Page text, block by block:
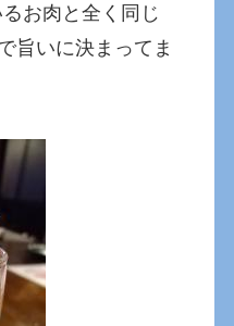
お肉と全く同じ
旨いに決まってま